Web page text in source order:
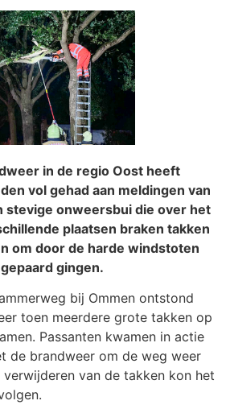
in de regio Oost heeft
vol gehad aan meldingen van
stevige onweersbui die over het
plaatsen braken takken
om door de harde windstoten
gingen.
bij Ommen ontstond
toen meerdere grote takken op
Passanten kwamen in actie
de brandweer om de weg weer
van de takken kon het